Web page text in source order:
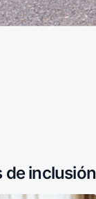
de inclusión